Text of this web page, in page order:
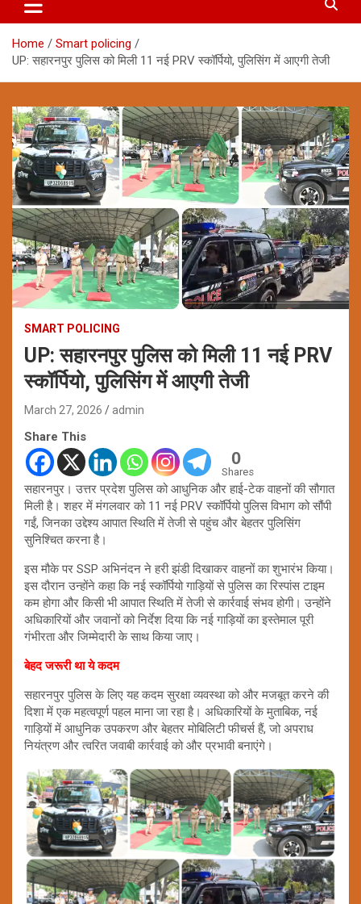
Home
Smart policing
UP: सहारनपुर पुलिस को मिली 11 नई PRV स्कॉर्पियो, पुलिसिंग में आएगी तेजी
SMART POLICING
UP: सहारनपुर पुलिस को मिली 11 नई PRV
स्कॉर्पियो, पुलिसिंग में आएगी तेजी
March 27, 2026 admin
Share This
0
Shares
सहारनपुर। उत्तर प्रदेश पुलिस को आधुनिक और हाई-टेक वाहनों की सौगात
मिली है। शहर में मंगलवार को 11 नई PRV स्कॉर्पियो पुलिस विभाग को सौंपी
गईं, जिनका उद्देश्य आपात स्थिति में तेजी से पहुंच और बेहतर पुलिसिंग
सुनिश्चित करना है।
इस मौके पर SSP अभिनंदन ने हरी झंडी दिखाकर वाहनों का शुभारंभ किया।
इस दौरान उन्होंने कहा कि नई स्कॉर्पियो गाड़ियों से पुलिस का रिस्पांस टाइम
कम होगा और किसी भी आपात स्थिति में तेजी से कार्रवाई संभव होगी। उन्होंने
अधिकारियों और जवानों को निर्देश दिया कि नई गाड़ियों का इस्तेमाल पूरी
गंभीरता और जिम्मेदारी के साथ किया जाए।
बेहद जरूरी था ये कदम
सहारनपुर पुलिस के लिए यह कदम सुरक्षा व्यवस्था को और मजबूत करने की
दिशा में एक महत्वपूर्ण पहल माना जा रहा है। अधिकारियों के मुताबिक, नई
गाड़ियों में आधुनिक उपकरण और बेहतर मोबिलिटी फीचर्स हैं, जो अपराध
नियंत्रण और त्वरित जवाबी कार्रवाई को और प्रभावी बनाएंगे।